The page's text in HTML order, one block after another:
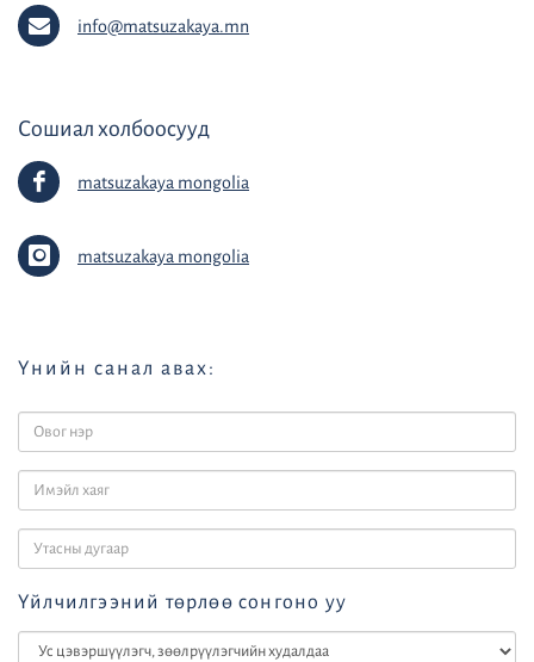
info@matsuzakaya.mn
Сошиал холбоосууд
matsuzakaya mongolia
matsuzakaya mongolia
Үнийн санал авах:
Үйлчилгээний төрлөө сонгоно уу